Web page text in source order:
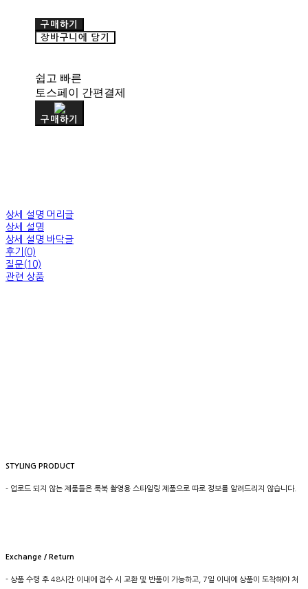
구매하기
장바구니에 담기
쉽고 빠른
토스페이 간편결제
구매하기
상세 설명 머리글
상세 설명
상세 설명 바닥글
후기(0)
질문(10)
관련 상품
STYLING PRODUCT
- 업로드 되지 않는 제품들은 룩북 촬영용 스타일링 제품으로 따로 정보를 알려드리지 않습니다.
Exchange / Return
- 상품 수령 후 48시간 이내에 접수 시 교환 및 반품이 가능하고, 7일 이내에 상품이 도착해야 처